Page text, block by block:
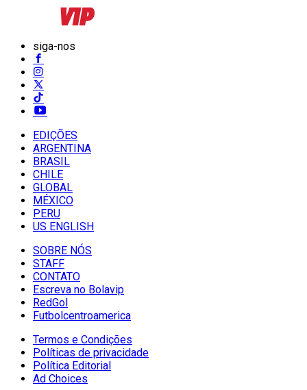
siga-nos
EDIÇÕES
ARGENTINA
BRASIL
CHILE
GLOBAL
MÉXICO
PERU
US ENGLISH
SOBRE NÓS
STAFF
CONTATO
Escreva no Bolavip
RedGol
Futbolcentroamerica
Termos e Condições
Políticas de privacidade
Política Editorial
Ad Choices